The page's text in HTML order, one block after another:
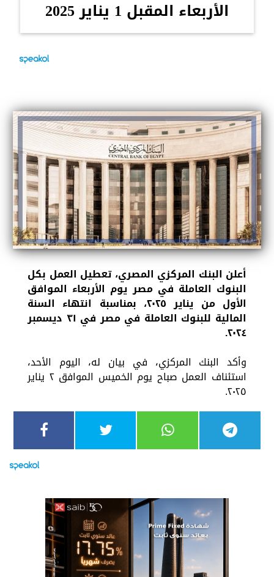
الأربعاء المقبل 1 يناير 2025
أعلن البنك المركزي المصري، تعطيل العمل بكل
البنوك العاملة في مصر يوم الأربعاء الموافق
الأول من يناير ٢٠٢٥، بمناسبة انتهاء السنة
المالية للبنوك العاملة في مصر في ٣١ ديسمبر
٢٠٢٤.
وأكد البنك المركزي، في بيان له، اليوم الأحد،
استئناف العمل صباح يوم الخميس الموافق ٢ يناير
٢٠٢٥.